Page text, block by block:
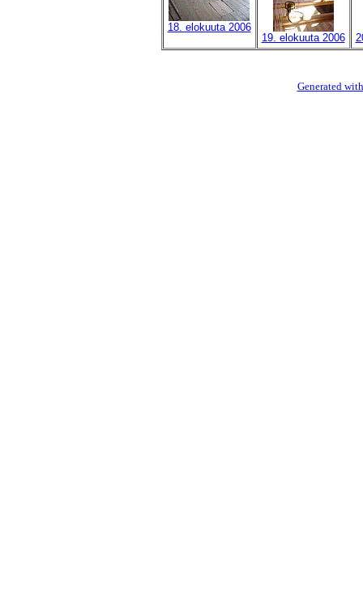
18. elokuuta 2006
19. elokuuta 2006
Generated